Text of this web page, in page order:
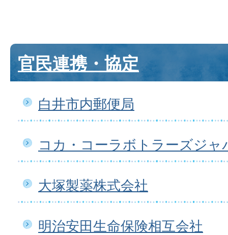
官民連携・協定
白井市内郵便局
コカ・コーラボトラーズジャ
大塚製薬株式会社
明治安田生命保険相互会社